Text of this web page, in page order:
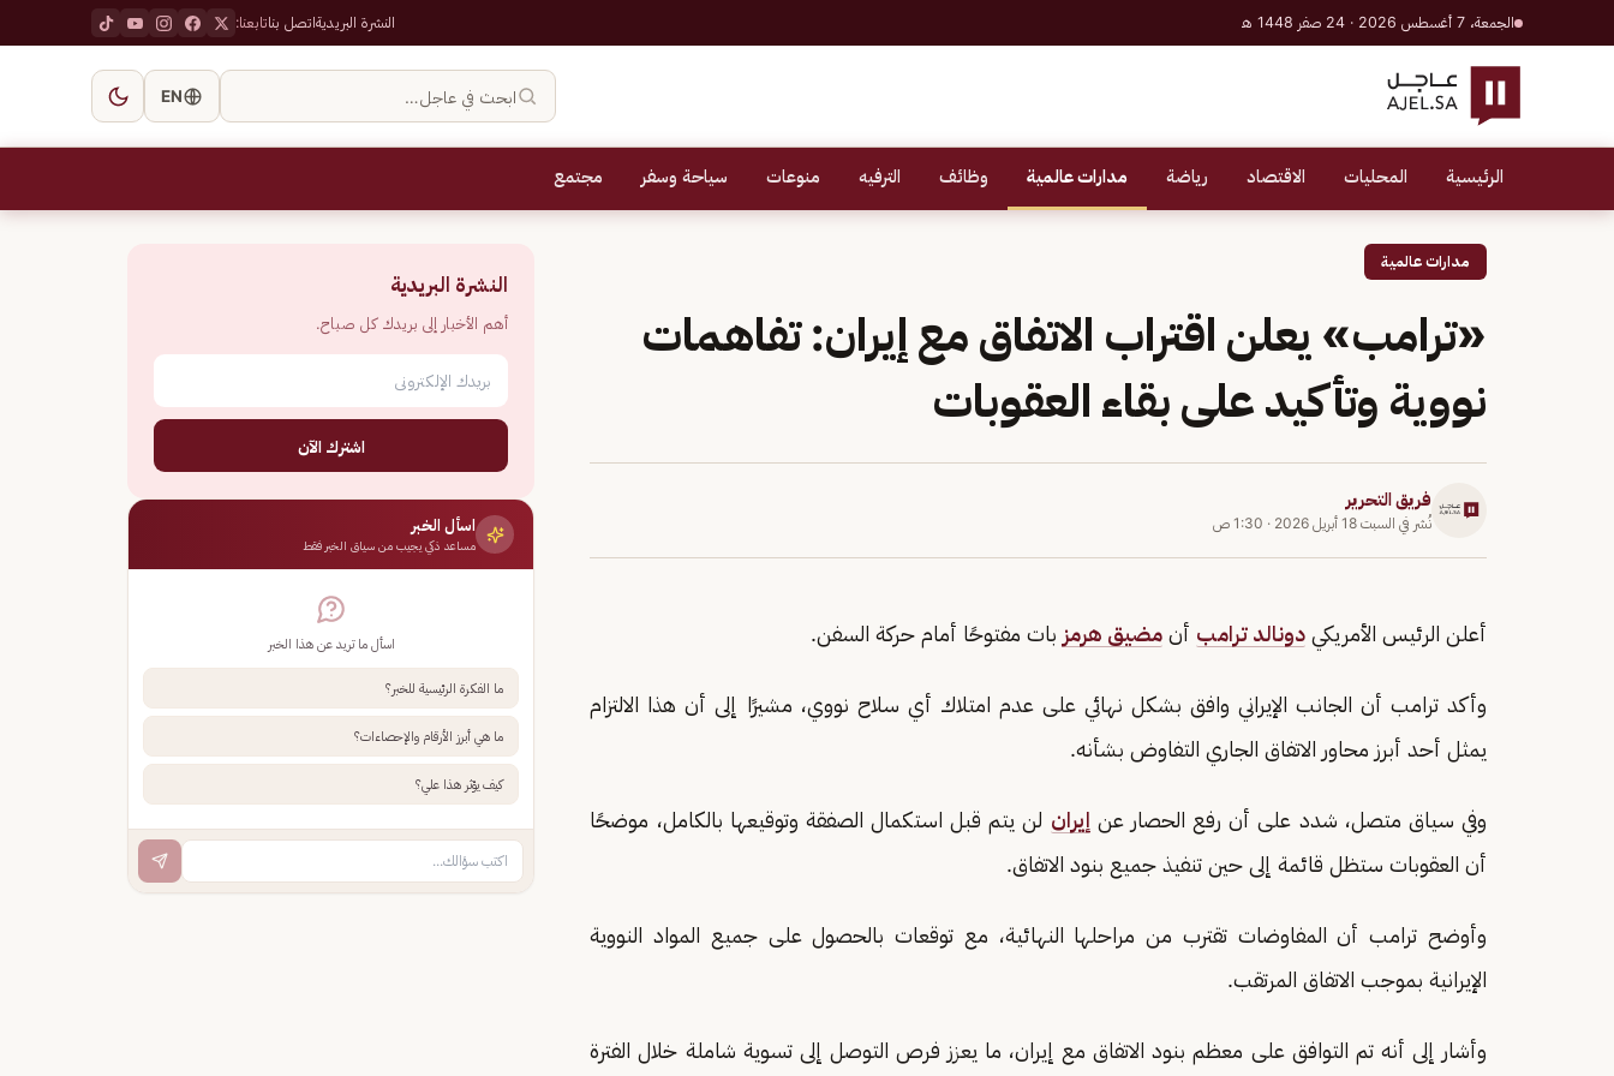
الجمعة، 7 أغسطس 2026 · 24 صفر 1448 هـ النشرة البريديةاتصل بناتابعنا:
ابحث في عاجل… EN
الرئيسية المحليات الاقتصاد رياضة مدارات عالمية وظائف الترفيه منوعات سياحة وسفر مجتمع
مدارات عالمية
«ترامب» يعلن اقتراب الاتفاق مع إيران: تفاهمات
نووية وتأكيد على بقاء العقوبات
فريق التحرير
نُشر في السبت 18 أبريل 2026 · 1:30 ص
أعلن الرئيس الأمريكي دونالد ترامب أن مضيق هرمز بات مفتوحًا أمام حركة السفن.
وأكد ترامب أن الجانب الإيراني وافق بشكل نهائي على عدم امتلاك أي سلاح نووي، مشيرًا إلى أن هذا الالتزام
يمثل أحد أبرز محاور الاتفاق الجاري التفاوض بشأنه.
وفي سياق متصل، شدد على أن رفع الحصار عن إيران لن يتم قبل استكمال الصفقة وتوقيعها بالكامل، موضحًا
أن العقوبات ستظل قائمة إلى حين تنفيذ جميع بنود الاتفاق.
وأوضح ترامب أن المفاوضات تقترب من مراحلها النهائية، مع توقعات بالحصول على جميع المواد النووية
الإيرانية بموجب الاتفاق المرتقب.
وأشار إلى أنه تم التوافق على معظم بنود الاتفاق مع إيران، ما يعزز فرص التوصل إلى تسوية شاملة خلال الفترة
النشرة البريدية
أهم الأخبار إلى بريدك كل صباح.
اشترك الآن
اسأل الخبر
مساعد ذكي يجيب من سياق الخبر فقط
اسأل ما تريد عن هذا الخبر
ما الفكرة الرئيسية للخبر؟
ما هي أبرز الأرقام والإحصاءات؟
كيف يؤثر هذا علي؟